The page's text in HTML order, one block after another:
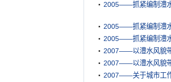
2005——抓紧编制澧
2005——抓紧编制澧
2005——抓紧编制澧
2007——以澧水风貌带
2007——以澧水风貌带
2007——关于城市工